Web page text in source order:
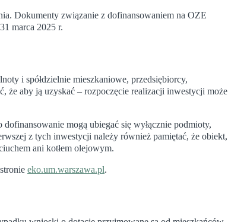
Dokumenty związanie z dofinansowaniem na OZE
marca 2025 r.
i spółdzielnie mieszkaniowe, przedsiębiorcy,
że aby ją uzyskać – rozpoczęcie realizacji inwestycji może
mogą ubiegać się wyłącznie podmioty,
z tych inwestycji należy również pamiętać, że obiekt,
ani kotłem olejowym.
eko.um.warszawa.pl.